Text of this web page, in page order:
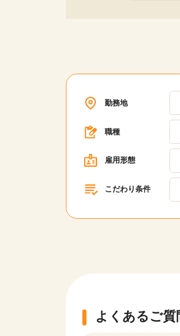
勤務地
職種
雇用形態
こだわり条件
よくあるご質